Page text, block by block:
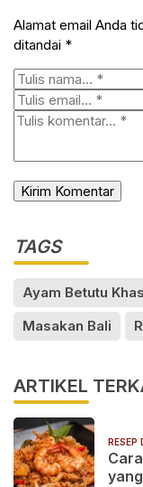
Alamat email Anda
ditandai *
TAGS
Ayam Betutu
Masakan Bali
ARTIKEL
RESEP